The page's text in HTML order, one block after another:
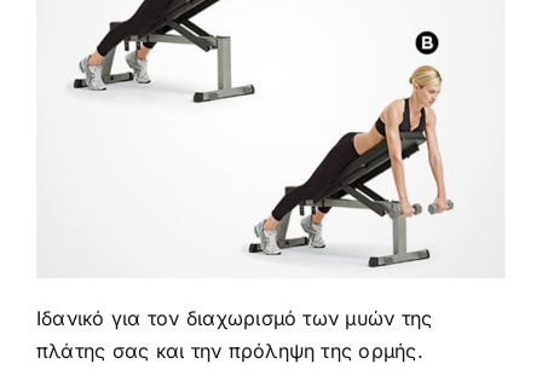
Ιδανικό για τον διαχωρισμό των μυών της
πλάτης σας και την πρόληψη της ορμής.